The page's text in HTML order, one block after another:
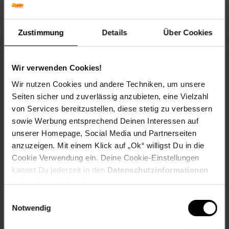
Zustimmung Details Über Cookies
Wir verwenden Cookies!
Wir nutzen Cookies und andere Techniken, um unsere
Seiten sicher und zuverlässig anzubieten, eine Vielzahl
von Services bereitzustellen, diese stetig zu verbessern
sowie Werbung entsprechend Deinen Interessen auf
unserer Homepage, Social Media und Partnerseiten
anzuzeigen. Mit einem Klick auf „Ok“ willigst Du in die
Cookie Verwendung ein. Deine Cookie-Einstellungen
kannst Du jederzeit in den Datenschutzinformationen
ändern bzw. widerrufen.
Notwendig
Maße
Höhe Buffet: 92,5 cm
28 kg
Material
Korpus: Spanplatte, 12 mm, melaminharzbeschichtet
Details
- mehrfach offene Fächer
- 1 Schublade mit 2-türig schließbaren Bereich
______________________________________________________